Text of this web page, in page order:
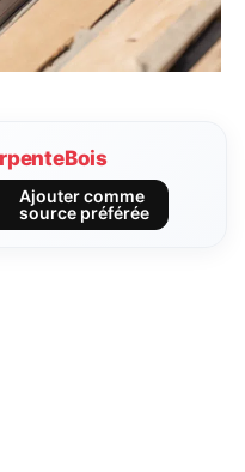
Ajouter comme
source préférée